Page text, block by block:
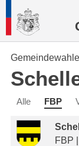
Alle FBP
FBP